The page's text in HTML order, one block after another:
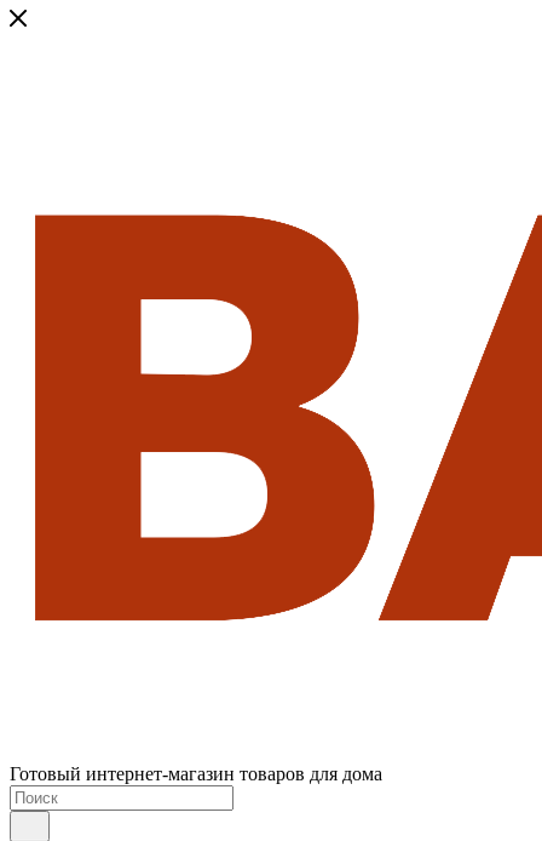
Готовый интернет-магазин товаров для дома